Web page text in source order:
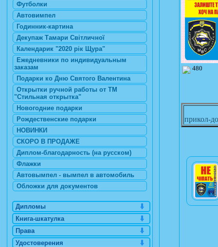
480
прикол-
Футболки
Автовимпел
Годинник-картина
Декупаж Тамари Світличної
Календарик "2020 рік Щура"
Ежедневники по индивидуальным
заказам
Подарки ко Дню Святого Валентина
Открытки ручной работы от ТМ
"Стильная открытка"
Новогодние подарки
Рождественские подарки
НОВИНКИ
СКОРО В ПРОДАЖЕ
Диплом-благодарность (на русском)
Флажки
Автовымпел - вымпел в автомобиль
Обложки для документов
Дипломы
Книга-шкатулка
Права
Удостоверения